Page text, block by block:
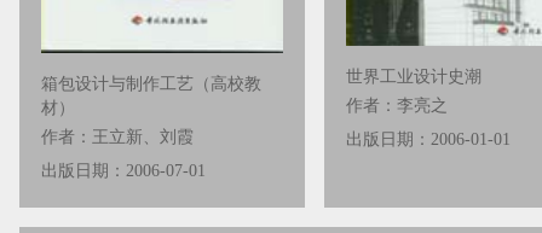
箱包设计与制作工艺（高校教
材）
作者：王立新、刘霞
出版日期：2006-07-01
世界工业设计史潮
作者：李亮之
出版日期：2006-01-01